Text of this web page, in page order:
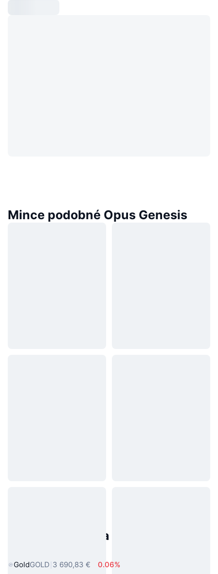
Mince podobné Opus Genesis
Populárne aktíva z reálneho
GoldGOLD 3 690,83 € 0.06%